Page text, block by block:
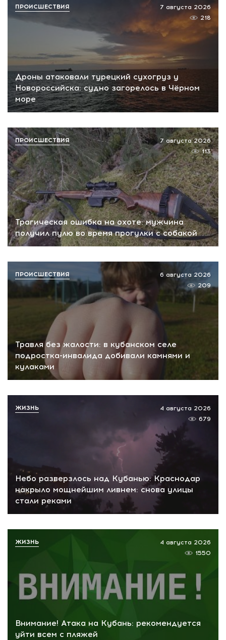
Дроны атаковали турецкий сухогруз у
Новороссийска: судно загорелось в Чёрном
море
7 августа 2026
218
ПРОИСШЕСТВИЯ
Трагическая ошибка на охоте: мужчина
получил пулю во время прогулки с собакой
7 августа 2026
113
ПРОИСШЕСТВИЯ
Травля без жалости: в кубанском селе
подростка-инвалида добивали камнями и
кулаками
6 августа 2026
209
ПРОИСШЕСТВИЯ
Небо разверзлось над Кубанью: Краснодар
накрыло мощнейшим ливнем: снова улицы
стали реками
4 августа 2026
679
ЖИЗНЬ
Внимание! Атака на Кубань: рекомендуется
уйти всем с пляжей
4 августа 2026
1550
ЖИЗНЬ